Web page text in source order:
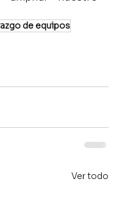
de equipos
Ver todo